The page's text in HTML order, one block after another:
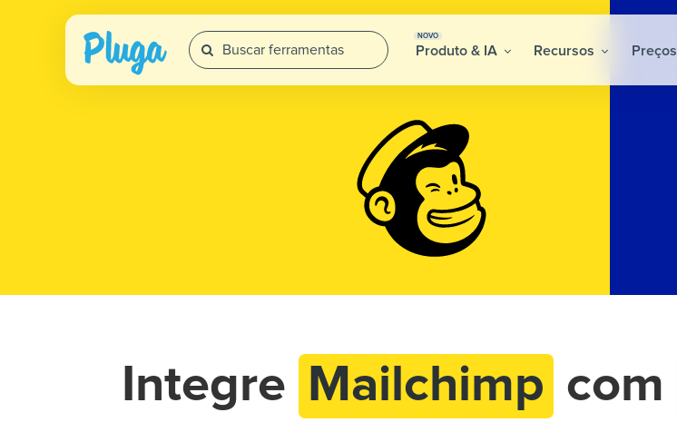
NOVO
Produto & IA Recursos Preços
Integre Mailchimp com